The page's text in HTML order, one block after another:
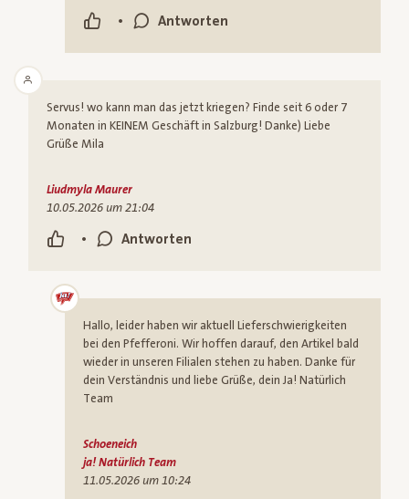
• Antworten
Servus! wo kann man das jetzt kriegen? Finde seit 6 oder 7
Monaten in KEINEM Geschäft in Salzburg! Danke) Liebe
Grüße Mila
• Antworten
Liudmyla Maurer
10.05.2026 um 21:04
Hallo, leider haben wir aktuell Lieferschwierigkeiten
bei den Pfefferoni. Wir hoffen darauf, den Artikel bald
wieder in unseren Filialen stehen zu haben. Danke für
dein Verständnis und liebe Grüße, dein Ja! Natürlich
Team
Schoeneich
ja! Natürlich Team
11.05.2026 um 10:24